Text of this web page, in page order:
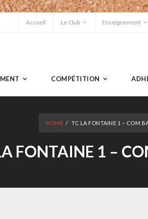
Accueil Le Club Enseignement
COMPÉTITION
HOME / TC LA FONTAINE 1 – COM
FONTAINE 1 –